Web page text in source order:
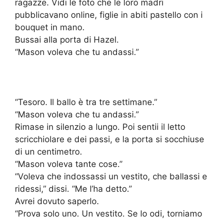
ragazze. Vidi le foto che le loro madri
pubblicavano online, figlie in abiti pastello con i
bouquet in mano.
Bussai alla porta di Hazel.
“Mason voleva che tu andassi.”
“Tesoro. Il ballo è tra tre settimane.”
“Mason voleva che tu andassi.”
Rimase in silenzio a lungo. Poi sentii il letto
scricchiolare e dei passi, e la porta si socchiuse
di un centimetro.
“Mason voleva tante cose.”
“Voleva che indossassi un vestito, che ballassi e
ridessi,” dissi. “Me l’ha detto.”
Avrei dovuto saperlo.
“Prova solo uno. Un vestito. Se lo odi, torniamo